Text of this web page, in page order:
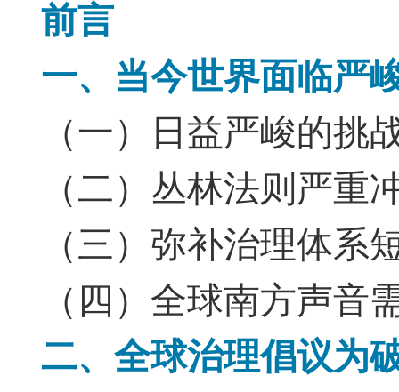
前言
一、当今世界面临严
（一）日益严峻的挑
（二）丛林法则严重
（三）弥补治理体系
（四）全球南方声音
二、全球治理倡议为